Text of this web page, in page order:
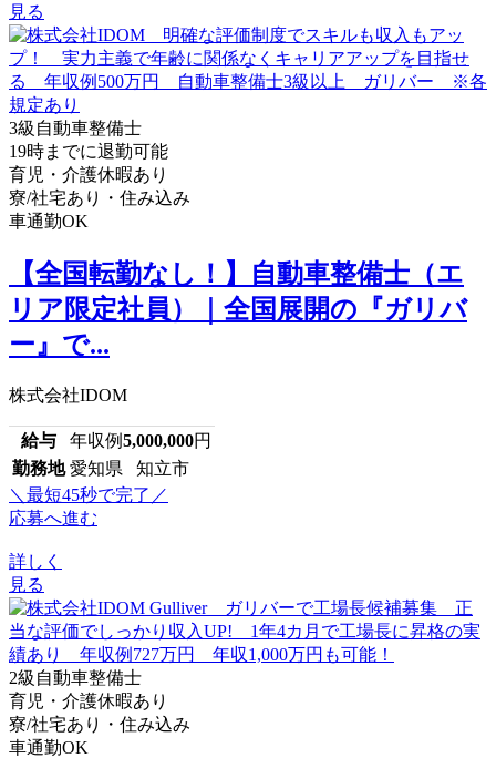
見る
3級自動車整備士
19時までに退勤可能
育児・介護休暇あり
寮/社宅あり・住み込み
車通勤OK
【全国転勤なし！】自動車整備士（エ
リア限定社員）｜全国展開の『ガリバ
ー』で...
株式会社IDOM
給与 年収例5,000,000円
勤務地 愛知県 知立市
＼最短45秒で完了／
応募へ進む
詳しく
見る
2級自動車整備士
育児・介護休暇あり
寮/社宅あり・住み込み
車通勤OK